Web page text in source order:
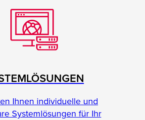
Ihnen individuelle und
Systemlösungen für Ihr